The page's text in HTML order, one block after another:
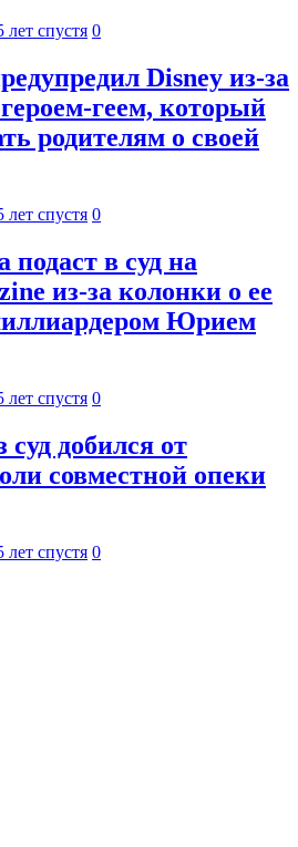
лет спустя 0
Disney из-за
геем, который
родителям о своей
лет спустя 0
в суд на
из-за колонки о ее
Юрием
лет спустя 0
суд добился от
совместной опеки
лет спустя 0